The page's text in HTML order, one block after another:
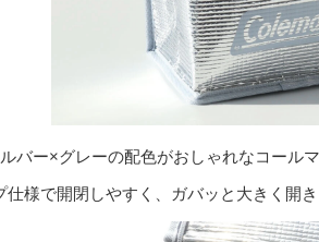
バー×グレーの配色がおしゃれなコール
仕様で開閉しやすく、ガバッと大きく開き